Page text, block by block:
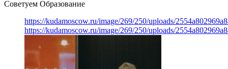
Советуем Образование
https://kudamoscow.ru/image/269/250/uploads/
https://kudamoscow.ru/image/269/250/uploads/